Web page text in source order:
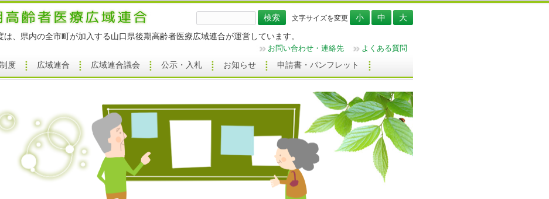
文字サイズを変更
検
索:
、県内の全市町が加入する山口県後期高齢者医療広域連合が運営しています。
お問い合わせ・連絡先 よくある質問
度 広域連合 広域連合議会 公示・入札 お知らせ 申請書・パンフレット